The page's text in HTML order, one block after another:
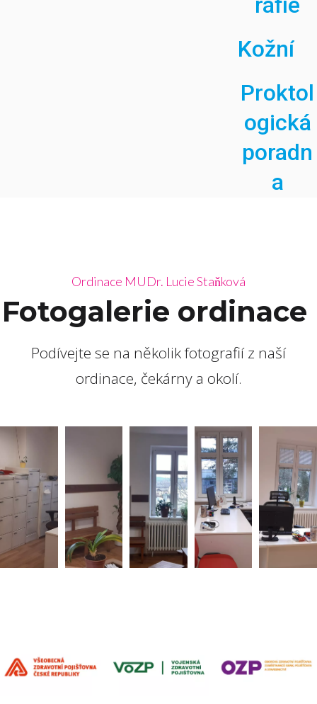
Kožní
Proktol
ogická
poradn
a
Ordinace MUDr. Lucie Staňková
Fotogalerie ordinace
Podívejte se na několik fotografií z naší
ordinace, čekárny a okolí.